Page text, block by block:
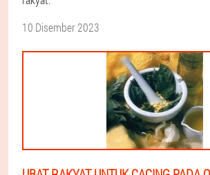
10 Disember 2023